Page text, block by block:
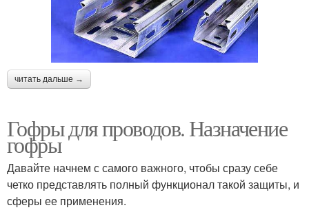
читать дальше →
Гофры для проводов. Назначение
гофры
Давайте начнем с самого важного, чтобы сразу себе
четко представлять полный функционал такой защиты, и
сферы ее применения.